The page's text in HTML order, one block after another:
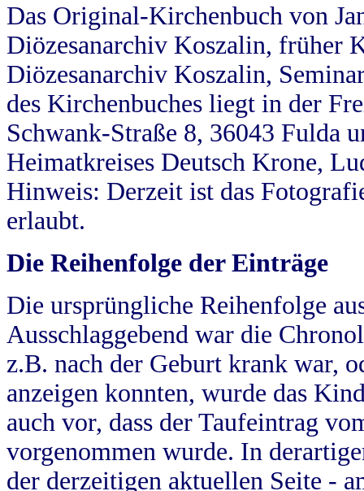
Das Original-Kirchenbuch von
Diözesanarchiv Koszalin, früher
Diözesanarchiv Koszalin,
des Kirchenbuches liegt in der
Schwank-Straße 8, 36043 Fulda
Heimatkreises Deutsch Krone,
Hinweis: Derzeit ist das
erlaubt.
Die Reihenfolge der Einträge
Die ursprüngliche Reihenfolge
Ausschlaggebend war die
z.B. nach der Geburt krank war,
anzeigen konnten, wurde das
auch vor, dass der Taufeintrag
vorgenommen wurde. In
der derzeitigen aktuellen Seite -